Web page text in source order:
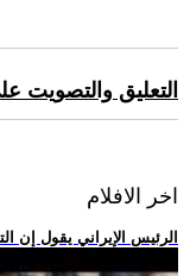
التعليق والتصويت
اخر الافلام
.. الرئيس الإيراني يقول